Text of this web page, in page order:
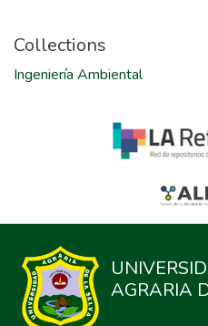
Collections
Ingeniería Ambiental
AGRARIA